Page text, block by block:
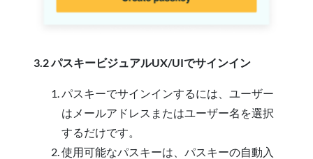
3.2 パスキービジュアルUX/UIでサインイン
パスキーでサインインするには、ユーザー
はメールアドレスまたはユーザー名を選択
するだけです。
使用可能なパスキーは、パスキーの自動入